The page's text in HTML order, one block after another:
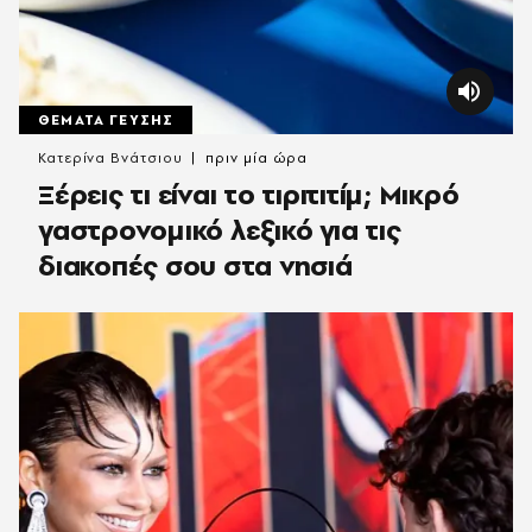
ΘΕΜΑΤΑ ΓΕΥΣΗΣ
Ξέρεις τι είναι το τιριτιτίμ; Μικρό
γαστρονομικό λεξικό για τις
διακοπές σου στα νησιά
Κατερίνα Βνάτσιου πριν μία ώρα